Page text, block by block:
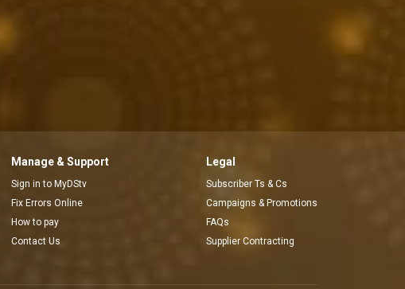
Manage & Support
Sign in to MyDStv
Fix Errors Online
How to pay
Contact Us
Legal
Subscriber Ts & Cs
Campaigns & Promotions
FAQs
Supplier Contracting